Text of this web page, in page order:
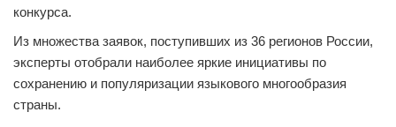
конкурса.
Из множества заявок, поступивших из 36 регионов России,
эксперты отобрали наиболее яркие инициативы по
сохранению и популяризации языкового многообразия
страны.